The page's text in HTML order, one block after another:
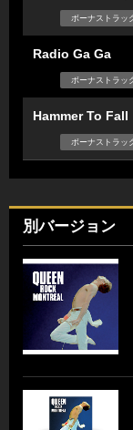
ボーナストラッ
Radio Ga Ga
ボーナストラッ
Hammer To Fall
ボーナストラッ
別バージョン